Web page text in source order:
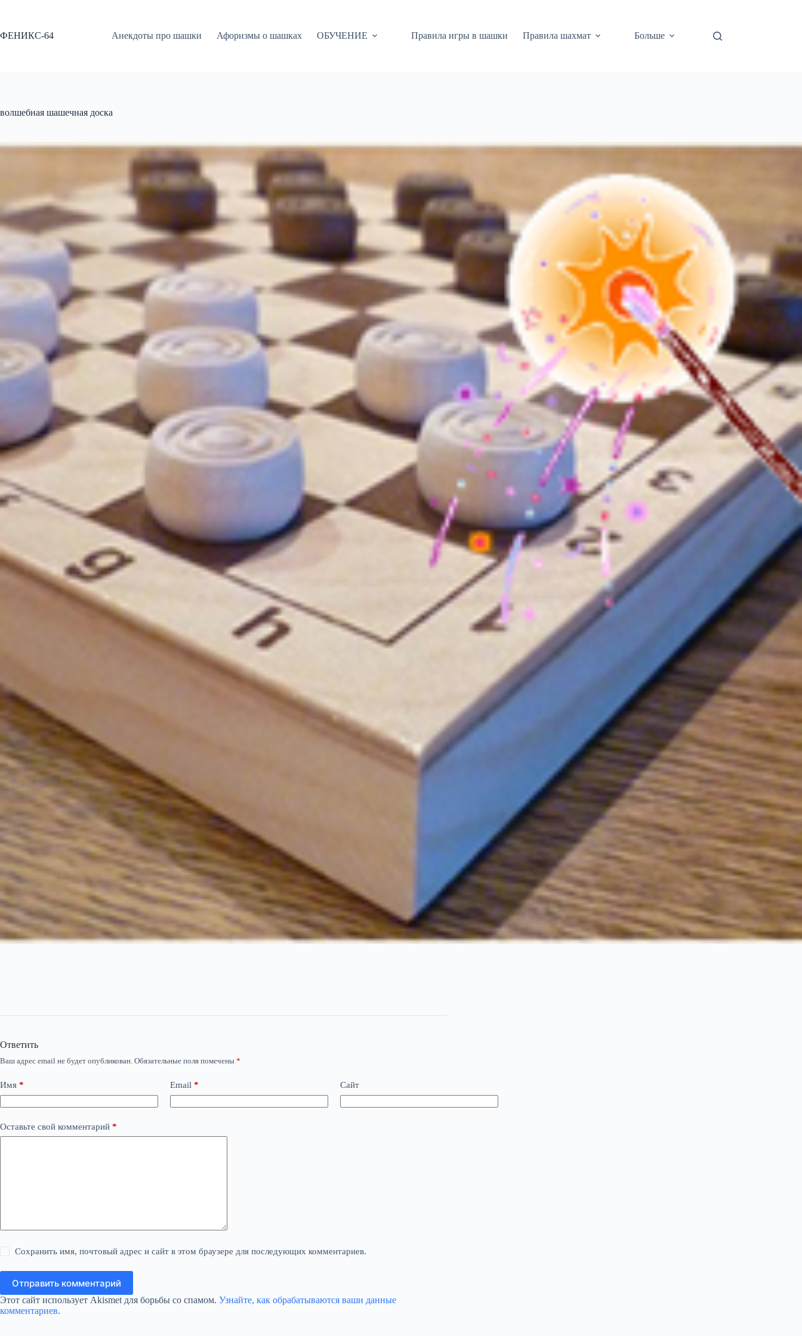
ФЕНИКС-64
Анекдоты про шашки Афоризмы о шашках ОБУЧЕНИЕ Правила игры в шашки Правила шахмат Больше
волшебная шашечная доска
Ответить
Ваш адрес email не будет опубликован. Обязательные поля помечены *
Имя * Email * Сайт
Оставьте свой комментарий *
Сохранить имя, почтовый адрес и сайт в этом браузере для последующих комментариев.
Отправить комментарий
Этот сайт использует Akismet для борьбы со спамом. Узнайте, как обрабатываются ваши данные
комментариев.